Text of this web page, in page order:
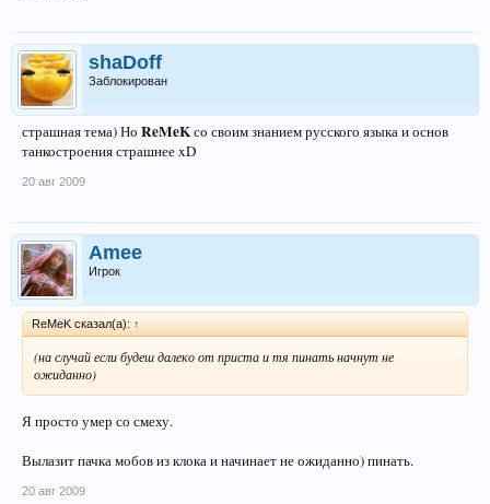
shaDoff
Заблокирован
страшная тема) Но ReMeKсо своим знанием русского языка и основ
танкостроения страшнее xD
20 авг 2009
Amee
Игрок
ReMeK сказал(а): ↑
(на случай если будеш далеко от приста и тя пинать начнут не
ожиданно)
Я просто умер со смеху.
Вылазит пачка мобов из клока и начинает не ожиданно) пинать.
20 авг 2009